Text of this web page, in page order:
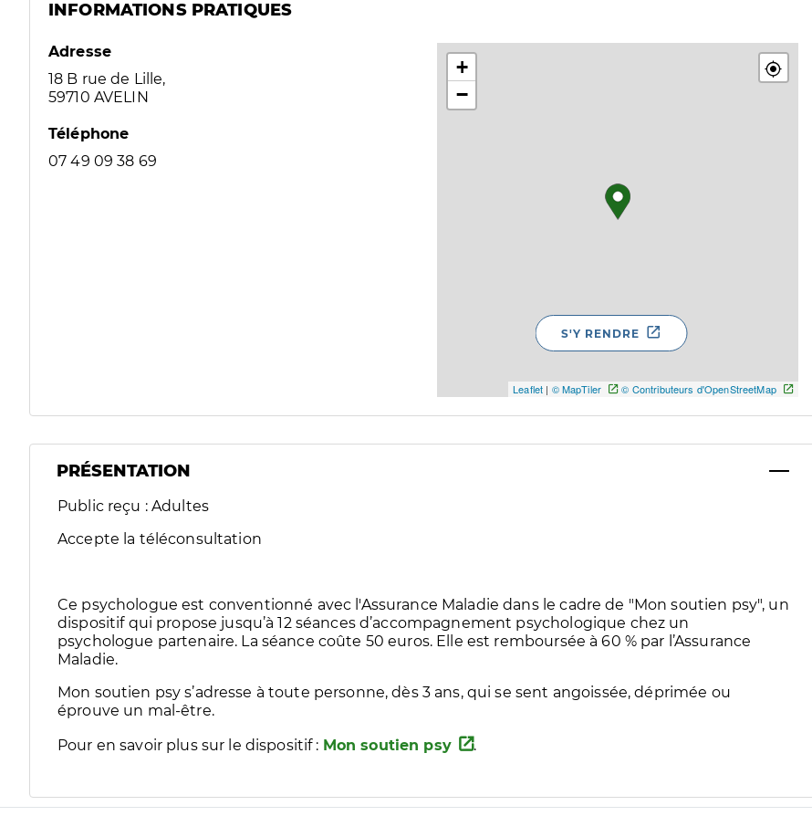
INFORMATIONS PRATIQUES
Adresse
18 B rue de Lille,
59710 AVELIN
Téléphone
07 49 09 38 69
+
−
Leaflet | © MapTiler © Contributeurs d'OpenStreetMap
S'Y RENDRE
PRÉSENTATION
Public reçu : Adultes
Accepte la téléconsultation
Ce psychologue est conventionné avec l'Assurance Maladie dans le cadre de "Mon soutien psy", un
dispositif qui propose jusqu’à 12 séances d’accompagnement psychologique chez un
psychologue partenaire. La séance coûte 50 euros. Elle est remboursée à 60 % par l’Assurance
Maladie.
Mon soutien psy s’adresse à toute personne, dès 3 ans, qui se sent angoissée, déprimée ou
éprouve un mal-être.
Pour en savoir plus sur le dispositif : Mon soutien psy .